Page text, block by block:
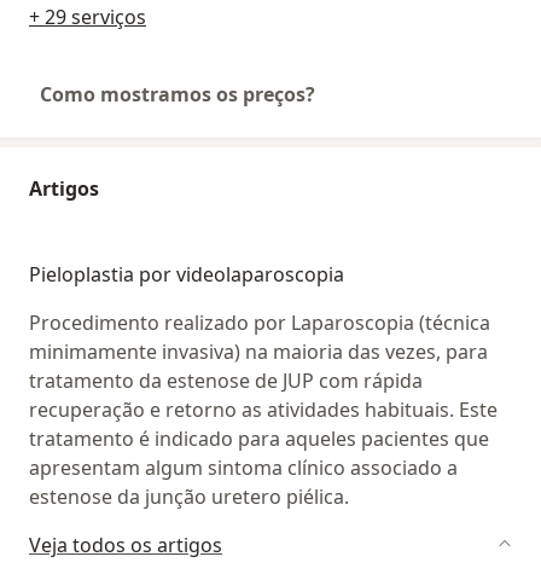
+ 29 serviços
Como mostramos os preços?
Artigos
Pieloplastia por videolaparoscopia
Procedimento realizado por Laparoscopia (técnica
minimamente invasiva) na maioria das vezes, para
tratamento da estenose de JUP com rápida
recuperação e retorno as atividades habituais. Este
tratamento é indicado para aqueles pacientes que
apresentam algum sintoma clínico associado a
estenose da junção uretero piélica.
Veja todos os artigos